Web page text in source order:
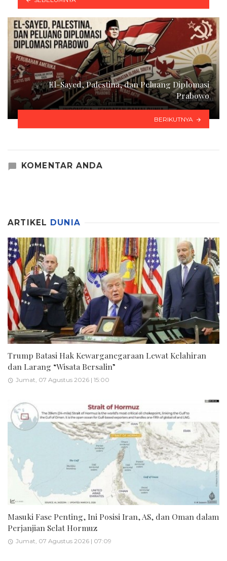
El-Sayed, Palestina, dan Peluang Diplomasi
Prabowo
BERIKUTNYA
KOMENTAR ANDA
ARTIKEL DUNIA
Trump Batasi Hak Kewarganegaraan Lewat Kelahiran
dan Larang “Wisata Bersalin”
Jumat, 07 Agustus 2026 | 15:00
Masuki Fase Penting, Ini Posisi Iran, AS, dan Oman dalam
Perjanjian Selat Hormuz
Jumat, 07 Agustus 2026 | 07:09